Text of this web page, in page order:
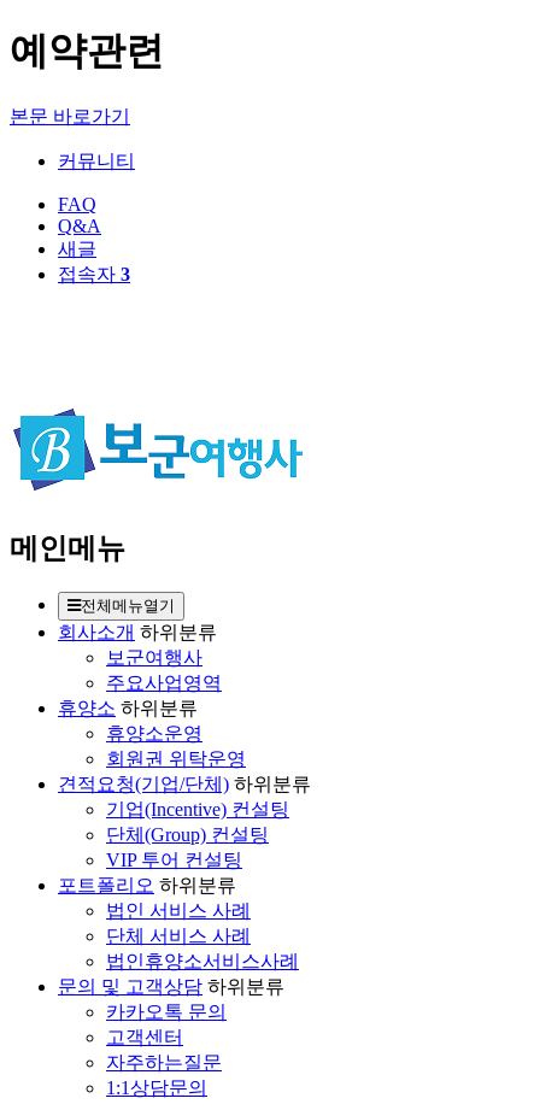
예약관련
본문 바로가기
커뮤니티
FAQ
Q&A
새글
접속자 3
메인메뉴
전체메뉴열기
회사소개 하위분류
보군여행사
주요사업영역
휴양소 하위분류
휴양소운영
회원권 위탁운영
견적요청(기업/단체) 하위분류
기업(Incentive) 컨설팅
단체(Group) 컨설팅
VIP 투어 컨설팅
포트폴리오 하위분류
법인 서비스 사례
단체 서비스 사례
법인휴양소서비스사례
문의 및 고객상담 하위분류
카카오톡 문의
고객센터
자주하는질문
1:1상담문의